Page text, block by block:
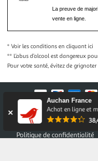
Auchan France
Achat en ligne et
La preuve de
vente en ligne.
* Voir les conditions en cliquant ici
** L’abus d’alcool est dangereux
Pour votre santé, évitez de grignoter
Nos conditions
Conditions des offres et
Politique de confidentialité